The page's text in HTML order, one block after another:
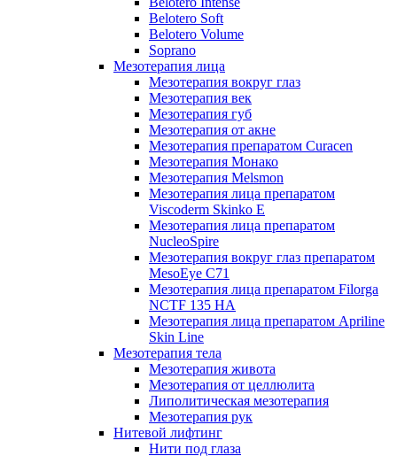
Belotero Soft
Belotero Volume
Soprano
Мезотерапия лица
Мезотерапия вокруг глаз
Мезотерапия век
Мезотерапия губ
Мезотерапия от акне
Мезотерапия препаратом Curacen
Мезотерапия Монако
Мезотерапия Melsmon
Мезотерапия лица препаратом
Viscoderm Skinko E
Мезотерапия лица препаратом
NucleoSpire
Мезотерапия вокруг глаз препаратом
MesoEye С71
Мезотерапия лица препаратом Filorga
NCTF 135 HA
Мезотерапия лица препаратом Apriline
Skin Line
Мезотерапия тела
Мезотерапия живота
Мезотерапия от целлюлита
Липолитическая мезотерапия
Мезотерапия рук
Нитевой лифтинг
Нити под глаза